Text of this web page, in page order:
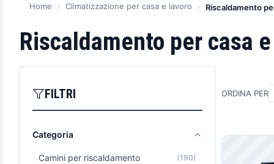
Home Climatizzazione per casa e lavoro Riscaldamento
Riscaldamento per casa
FILTRI
Categoria
Camini per riscaldamento (190)
ORDINA PER
Prodotti